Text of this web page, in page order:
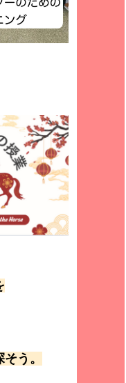
う。